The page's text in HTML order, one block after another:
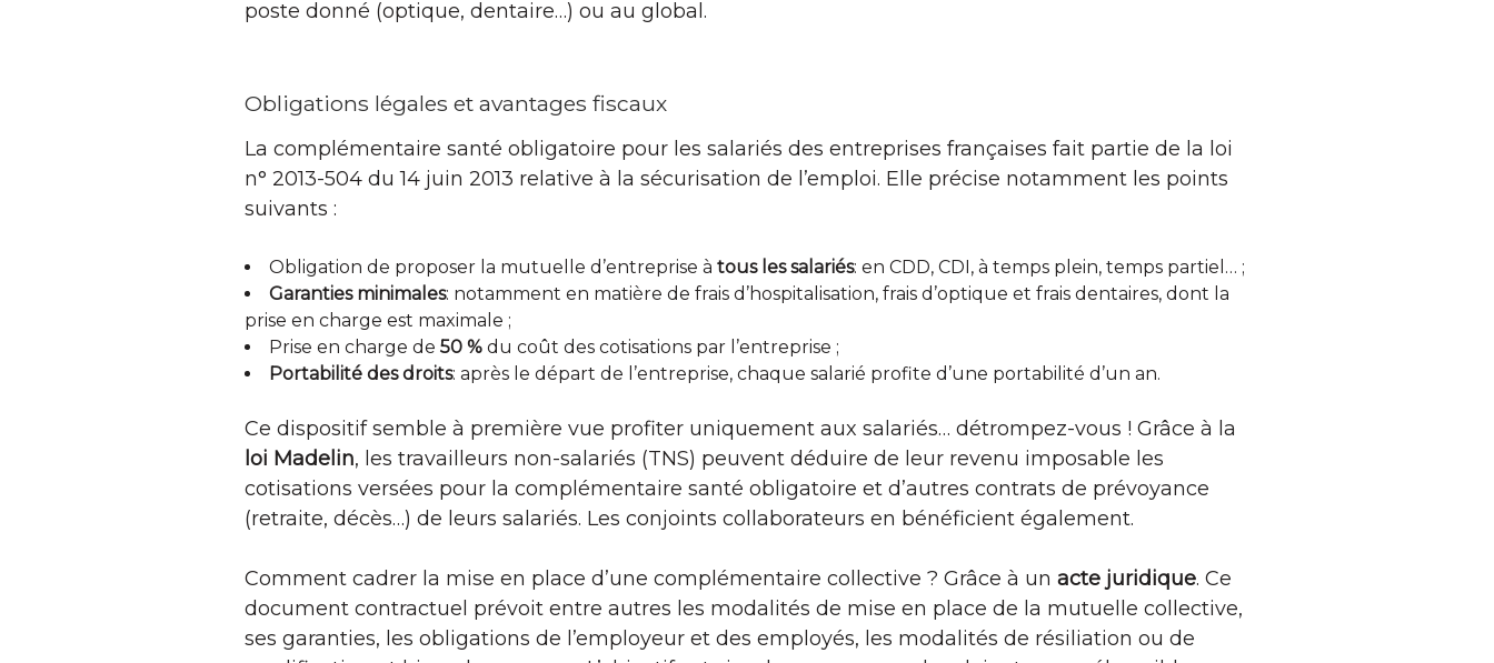
poste donné (optique, dentaire…) ou au global.
Obligations légales et avantages fiscaux
La complémentaire santé obligatoire pour les salariés des entreprises françaises fait partie de la loi
n° 2013-504 du 14 juin 2013 relative à la sécurisation de l’emploi. Elle précise notamment les points
suivants :
Obligation de proposer la mutuelle d’entreprise à tous les salariés: en CDD, CDI, à temps plein, temps partiel… ;
Garanties minimales: notamment en matière de frais d’hospitalisation, frais d’optique et frais dentaires, dont la
prise en charge est maximale ;
Prise en charge de 50 % du coût des cotisations par l’entreprise ;
Portabilité des droits: après le départ de l’entreprise, chaque salarié profite d’une portabilité d’un an.
Ce dispositif semble à première vue profiter uniquement aux salariés… détrompez-vous ! Grâce à la
loi Madelin, les travailleurs non-salariés (TNS) peuvent déduire de leur revenu imposable les
cotisations versées pour la complémentaire santé obligatoire et d’autres contrats de prévoyance
(retraite, décès…) de leurs salariés. Les conjoints collaborateurs en bénéficient également.
Comment cadrer la mise en place d’une complémentaire collective ? Grâce à un acte juridique. Ce
document contractuel prévoit entre autres les modalités de mise en place de la mutuelle collective,
ses garanties, les obligations de l’employeur et des employés, les modalités de résiliation ou de